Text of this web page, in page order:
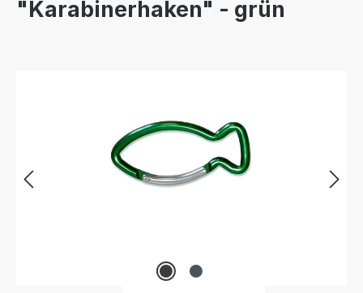
"Karabinerhaken" - grün